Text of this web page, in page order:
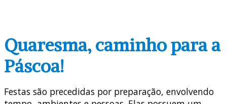
Quaresma, caminho para a
Páscoa!
Festas são precedidas por preparação, envolvendo